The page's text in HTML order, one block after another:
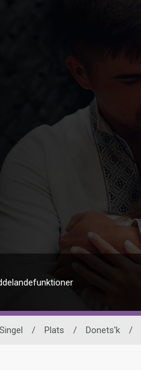
Singel / Plats / Donets'k /